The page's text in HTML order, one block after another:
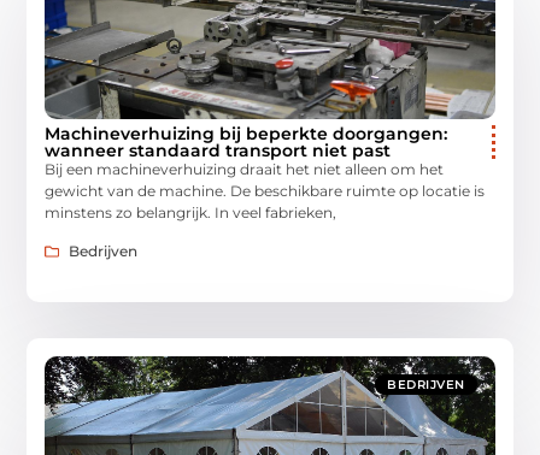
Machineverhuizing bij beperkte doorgangen:
wanneer standaard transport niet past
Bij een machineverhuizing draait het niet alleen om het
gewicht van de machine. De beschikbare ruimte op locatie is
minstens zo belangrijk. In veel fabrieken,
Bedrijven
BEDRIJVEN